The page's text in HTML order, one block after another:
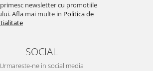
newsletter cu promotiile
Afla mai multe in Politica de
SOCIAL
Urmareste-ne in social media